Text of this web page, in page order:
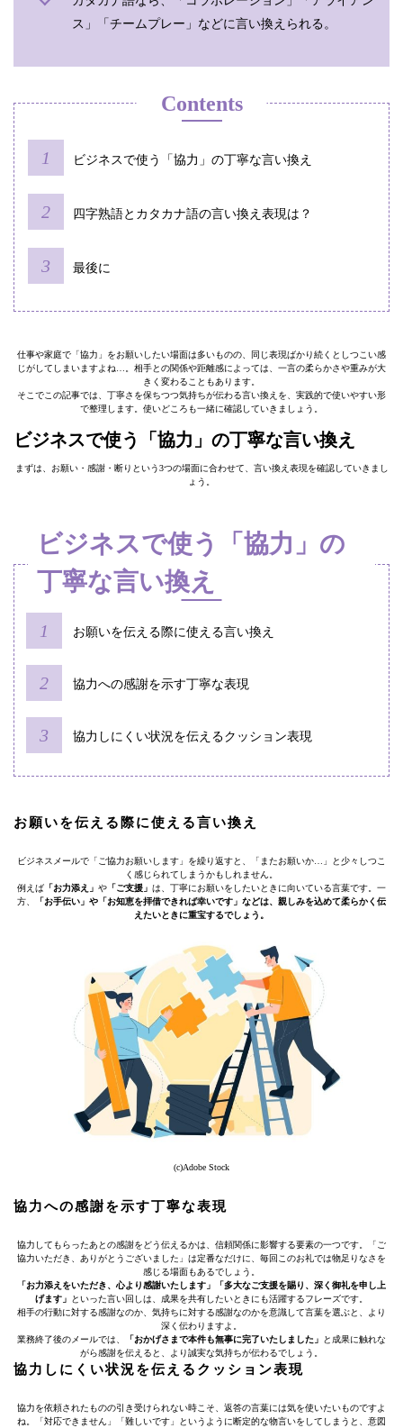
ス」「チームプレー」などに言い換えられる。
Contents
ビジネスで使う「協力」の丁寧な言い換え
四字熟語とカタカナ語の言い換え表現は？
最後に
仕事や家庭で「協力」をお願いしたい場面は多いものの、同じ表現ばかり続くとしつこい感
じがしてしまいますよね…。相手との関係や距離感によっては、一言の柔らかさや重みが大
きく変わることもあります。
そこでこの記事では、丁寧さを保ちつつ気持ちが伝わる言い換えを、実践的で使いやすい形
で整理します。使いどころも一緒に確認していきましょう。
ビジネスで使う「協力」の丁寧な言い換え
まずは、お願い・感謝・断りという3つの場面に合わせて、言い換え表現を確認していきまし
ょう。
ビジネスで使う「協力」の
丁寧な言い換え
お願いを伝える際に使える言い換え
協力への感謝を示す丁寧な表現
協力しにくい状況を伝えるクッション表現
お願いを伝える際に使える言い換え
ビジネスメールで「ご協力お願いします」を繰り返すと、「またお願いか…」と少々しつこ
く感じられてしまうかもしれません。
例えば 「お力添え」 や 「ご支援」 は、丁寧にお願いをしたいときに向いている言葉です。一
方、
「お手伝い」や「お知恵を拝借できれば幸いです」などは、親しみを込めて柔らかく伝
えたいときに重宝するでしょう。
(c)Adobe Stock
協力への感謝を示す丁寧な表現
協力してもらったあとの感謝をどう伝えるかは、信頼関係に影響する要素の一つです。「ご
協力いただき、ありがとうございました」は定番なだけに、毎回このお礼では物足りなさを
感じる場面もあるでしょう。
「お力添えをいただき、心より感謝いたします」「多大なご支援を賜り、深く御礼を申し上
げます」
といった言い回しは、成果を共有したいときにも活躍するフレーズです。
相手の行動に対する感謝なのか、気持ちに対する感謝なのかを意識して言葉を選ぶと、より
深く伝わりますよ。
業務終了後のメールでは、
「おかげさまで本件も無事に完了いたしました」
と成果に触れな
がら感謝を伝えると、より誠実な気持ちが伝わるでしょう。
協力しにくい状況を伝えるクッション表現
協力を依頼されたものの引き受けられない時こそ、返答の言葉には気を使いたいものですよ
ね。「対応できません」「難しいです」というように断定的な物言いをしてしまうと、意図